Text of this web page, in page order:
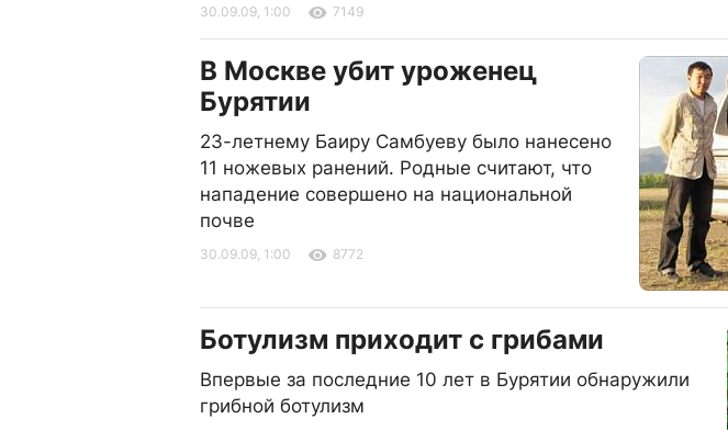
30.09.09, 1:00 7149
В Москве убит уроженец
Бурятии
23-летнему Баиру Самбуеву было нанесено
11 ножевых ранений. Родные считают, что
нападение совершено на национальной
почве
30.09.09, 1:00 8772
Ботулизм приходит с грибами
Впервые за последние 10 лет в Бурятии обнаружили
грибной ботулизм